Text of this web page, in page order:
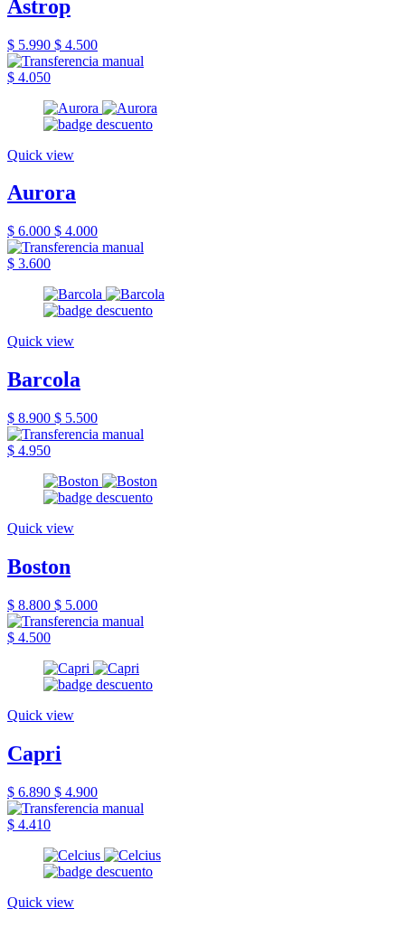
Astrop
$ 5.990 $ 4.500
$ 4.050
Quick view
Aurora
$ 6.000 $ 4.000
$ 3.600
Quick view
Barcola
$ 8.900 $ 5.500
$ 4.950
Quick view
Boston
$ 8.800 $ 5.000
$ 4.500
Quick view
Capri
$ 6.890 $ 4.900
$ 4.410
Quick view